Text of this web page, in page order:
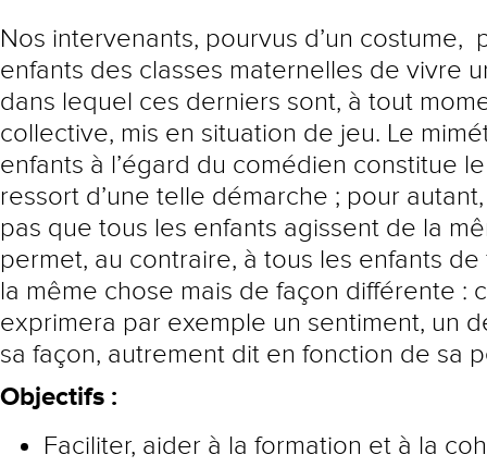
Nos intervenants, pourvus d’un costume,
enfants des classes maternelles de vivre
dans lequel ces derniers sont, à tout
collective, mis en situation de jeu. Le
enfants à l’égard du comédien constitue
ressort d’une telle démarche ; pour
pas que tous les enfants agissent de la
permet, au contraire, à tous les enfants
la même chose mais de façon différente :
exprimera par exemple un sentiment, un
sa façon, autrement dit en fonction de sa
Objectifs :
Faciliter, aider à la formation et à la